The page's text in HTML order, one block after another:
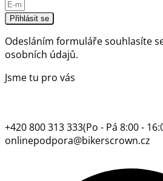
Přihlásit se
Odesláním formuláře souhlasíte
osobních údajů.
Jsme tu pro vás
+420 800 313 333(Po - Pá 8:00 -
onlinepodpora@bikerscrown.cz